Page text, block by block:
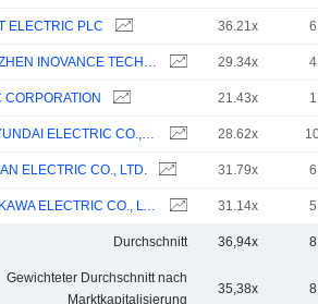
ELECTRIC PLC 36.21x
SHENZHEN INOVANCE TECHNOLOGY CO.,LTD 29.34x
CORPORATION 21.43x
HD HYUNDAI ELECTRIC CO., LTD. 28.62x
ELECTRIC CO., LTD. 31.79x
FURUKAWA ELECTRIC CO., LTD. 31.14x
Durchschnitt 36,94x
Gewichteter Durchschnitt nach
Marktkapitalisierung
35,38x